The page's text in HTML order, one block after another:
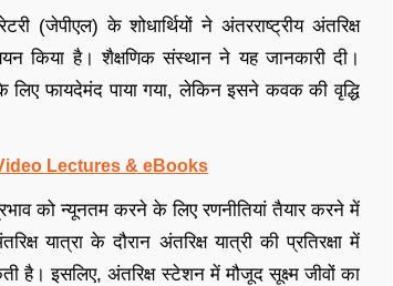
(जेपीएल) के शोधार्थियों ने अंतरराष्ट्रीय अंतरिक्ष
किया है। शैक्षणिक संस्थान ने यह जानकारी दी।
फायदेमंद पाया गया, लेकिन इसने कवक की वृद्धि
Lectures & eBooks
को न्यूनतम करने के लिए रणनीतियां तैयार करने में
यात्रा के दौरान अंतरिक्ष यात्री की प्रतिरक्षा में
इसलिए, अंतरिक्ष स्टेशन में मौजूद सूक्ष्म जीवों का